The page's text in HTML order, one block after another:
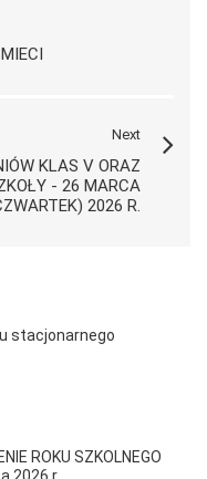
Next
KLAS V ORAZ
- 26 MARCA
2026 R.
stacjonarnego
ROKU SZKOLNEGO
2026 r.